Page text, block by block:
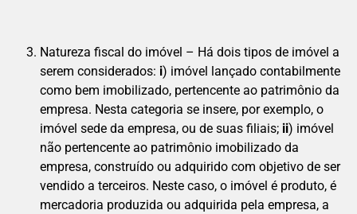
Natureza fiscal do imóvel – Há dois tipos de imóvel a
serem considerados: i) imóvel lançado contabilmente
como bem imobilizado, pertencente ao patrimônio da
empresa. Nesta categoria se insere, por exemplo, o
imóvel sede da empresa, ou de suas filiais; ii) imóvel
não pertencente ao patrimônio imobilizado da
empresa, construído ou adquirido com objetivo de ser
vendido a terceiros. Neste caso, o imóvel é produto, é
mercadoria produzida ou adquirida pela empresa, a